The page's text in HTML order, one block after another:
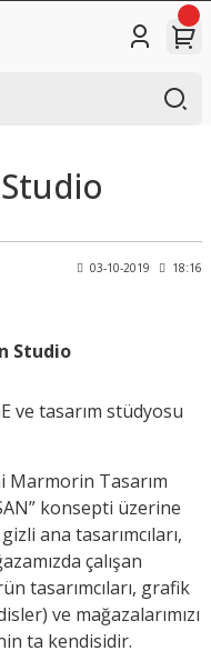
03-10-2019 18:16
Studio
ve tasarım stüdyosu
Marmorin Tasarım
konsepti üzerine
ana tasarımcıları,
çalışan
tasarımcıları, grafik
ve mağazalarımızı
ta kendisidir.